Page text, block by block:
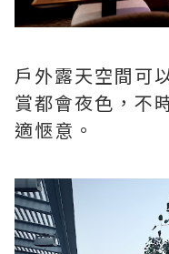
戶外露天空間可
賞都會夜色，不
適愜意。